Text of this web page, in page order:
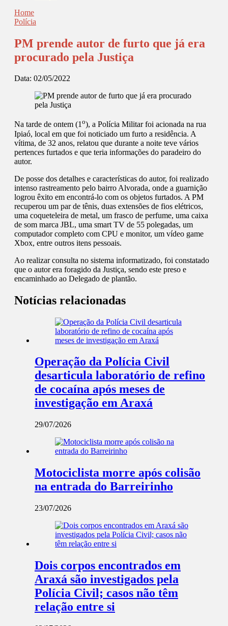
Home
Polícia
PM prende autor de furto que já era
procurado pela Justiça
Data: 02/05/2022
Na tarde de ontem (1o), a Polícia Militar foi acionada na rua
Ipiaó, local em que foi noticiado um furto a residência. A
vítima, de 32 anos, relatou que durante a noite teve vários
pertences furtados e que teria informações do paradeiro do
autor.
De posse dos detalhes e características do autor, foi realizado
intenso rastreamento pelo bairro Alvorada, onde a guarnição
logrou êxito em encontrá-lo com os objetos furtados. A PM
recuperou um par de tênis, duas extensões de fios elétricos,
uma coqueteleira de metal, um frasco de perfume, uma caixa
de som marca JBL, uma smart TV de 55 polegadas, um
computador completo com CPU e monitor, um vídeo game
Xbox, entre outros itens pessoais.
Ao realizar consulta no sistema informatizado, foi constatado
que o autor era foragido da Justiça, sendo este preso e
encaminhado ao Delegado de plantão.
Notícias relacionadas
Operação da Polícia Civil
desarticula laboratório de refino
de cocaína após meses de
investigação em Araxá
29/07/2026
Motociclista morre após colisão
na entrada do Barreirinho
23/07/2026
Dois corpos encontrados em
Araxá são investigados pela
Polícia Civil; casos não têm
relação entre si